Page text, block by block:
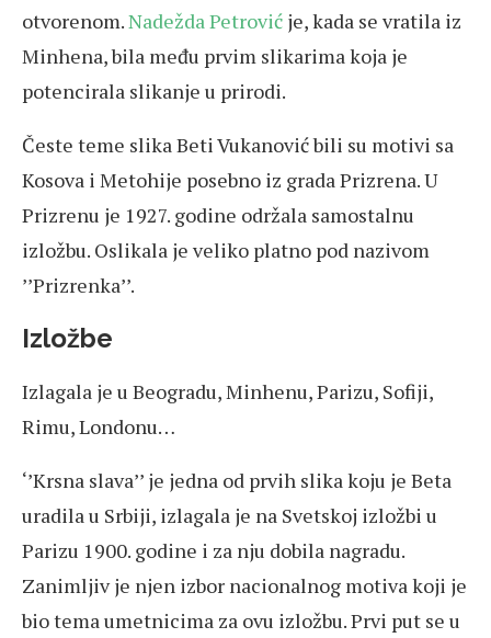
otvorenom.Nadežda Petrović je, kada se vratila iz
Minhena, bila među prvim slikarima koja je
potencirala slikanje u prirodi.
Česte teme slika Beti Vukanović bili su motivi sa
Kosova i Metohije posebno iz grada Prizrena. U
Prizrenu je 1927. godine održala samostalnu
izložbu. Oslikala je veliko platno pod nazivom
’’Prizrenka’’.
Izložbe
Izlagala je u Beogradu, Minhenu, Parizu, Sofiji,
Rimu, Londonu…
‘’Krsna slava’’ je jedna od prvih slika koju je Beta
uradila u Srbiji, izlagala je na Svetskoj izložbi u
Parizu 1900. godine i za nju dobila nagradu.
Zanimljiv je njen izbor nacionalnog motiva koji je
bio tema umetnicima za ovu izložbu. Prvi put se u